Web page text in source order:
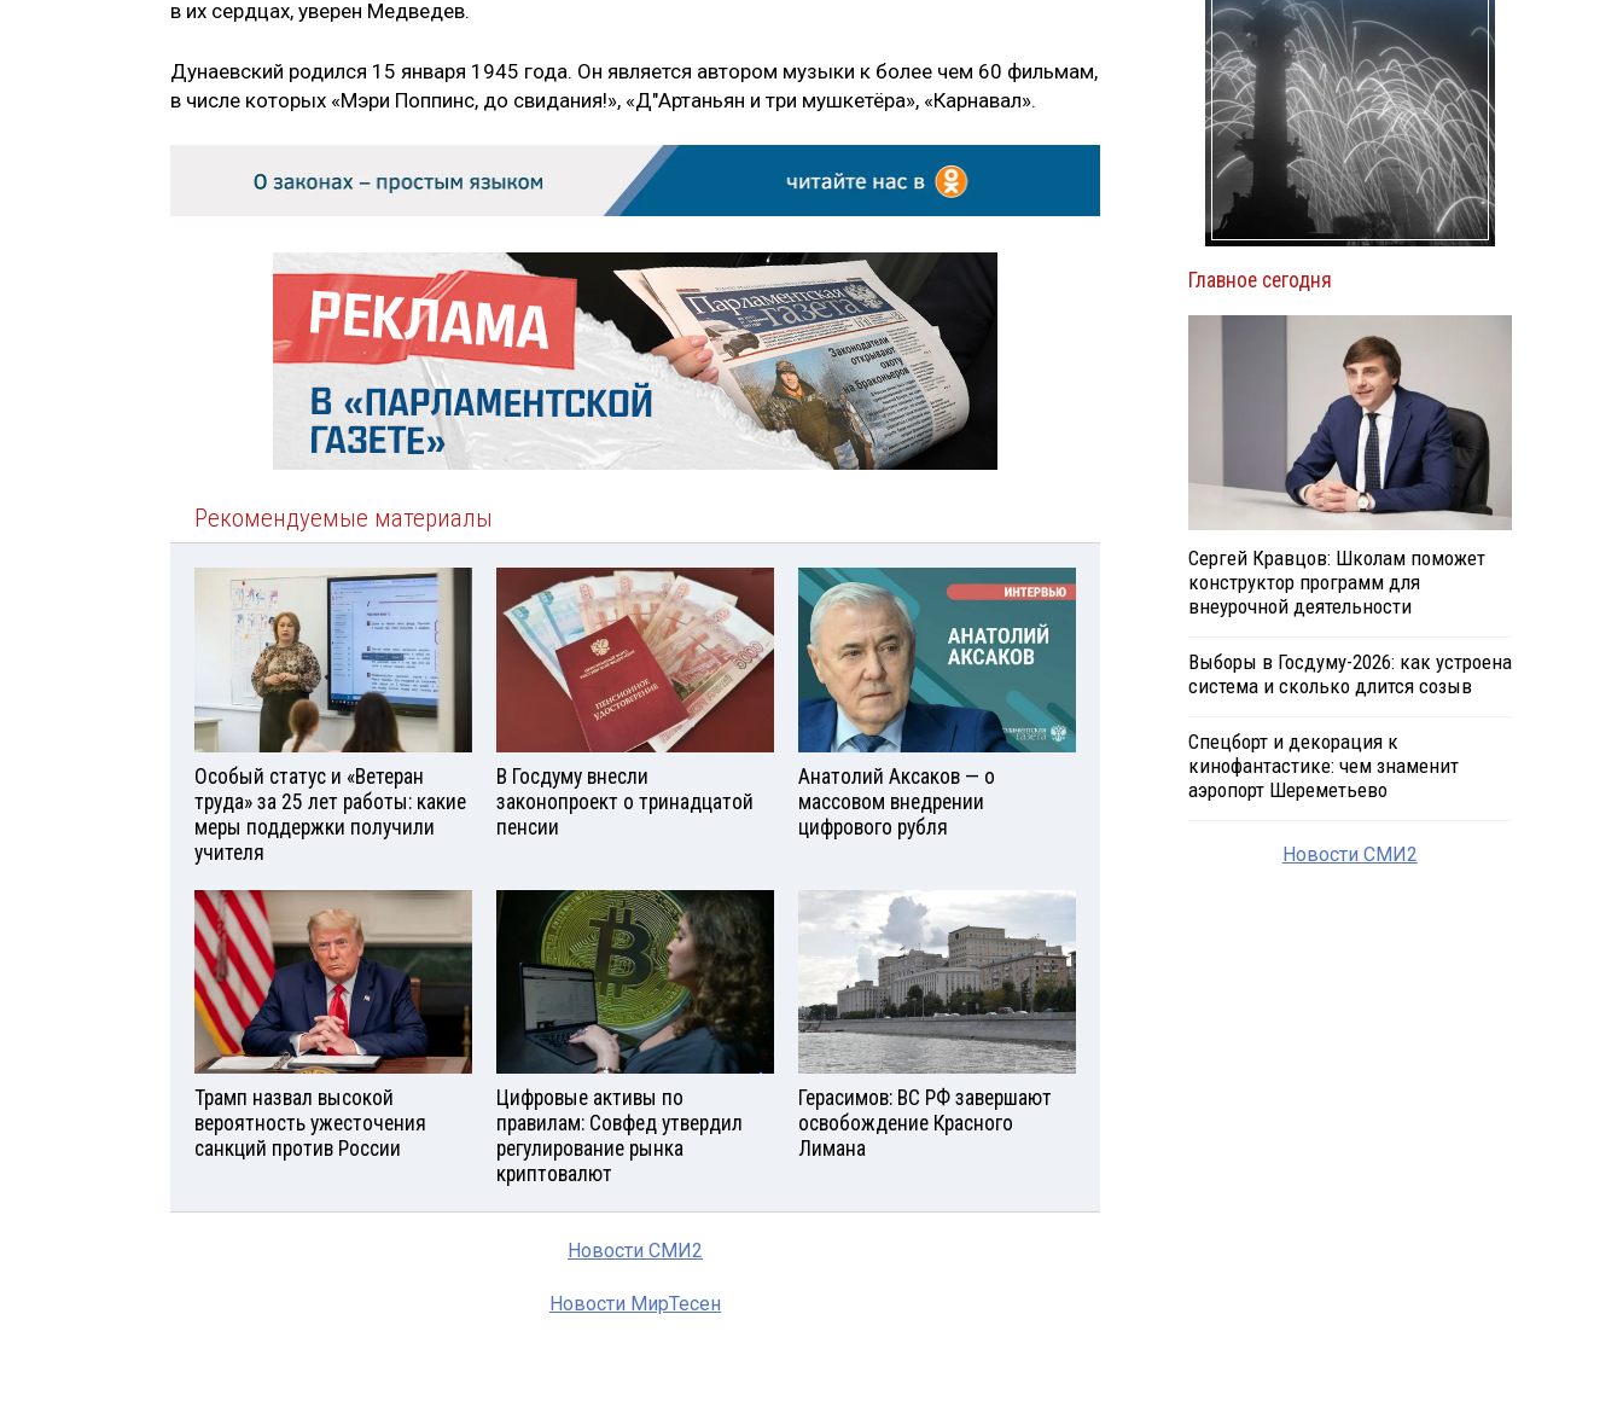
в их сердцах, уверен Медведев.
Дунаевский родился 15 января 1945 года. Он является автором музыки к более чем 60 фильмам,
в числе которых «Мэри Поппинс, до свидания!», «Д"Артаньян и три мушкетёра», «Карнавал».
Рекомендуемые материалы
Особый статус и «Ветеран
труда» за 25 лет работы: какие
меры поддержки получили
учителя
В Госдуму внесли
законопроект о тринадцатой
пенсии
Анатолий Аксаков — о
массовом внедрении
цифрового рубля
Трамп назвал высокой
вероятность ужесточения
санкций против России
Цифровые активы по
правилам: Совфед утвердил
регулирование рынка
криптовалют
Герасимов: ВС РФ завершают
освобождение Красного
Лимана
Новости СМИ2
Новости МирТесен
Главное сегодня
Сергей Кравцов: Школам поможет
конструктор программ для
внеурочной деятельности
Выборы в Госдуму-2026: как устроена
система и сколько длится созыв
Спецборт и декорация к
кинофантастике: чем знаменит
аэропорт Шереметьево
Новости СМИ2